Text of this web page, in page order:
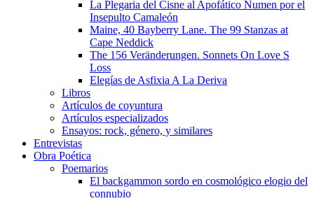
La Plegaria del Cisne al Apofático Numen por el
Insepulto Camaleón
Maine, 40 Bayberry Lane. The 99 Stanzas at
Cape Neddick
The 156 Veränderungen. Sonnets On Love S
Loss
Elegías de Asfixia A La Deriva
Libros
Artículos de coyuntura
Artículos especializados
Ensayos: rock, género, y similares
Entrevistas
Obra Poética
Poemarios
El backgammon sordo en cosmológico elogio del
connubio